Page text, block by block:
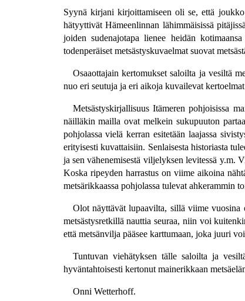
Syynä kirjani kirjoittamiseen oli se, että joukko
hätyyttivät Hämeenlinnan lähimmäisissä
joiden sudenajotapa lienee heidän
todenperäiset metsästyskuvaelmat suovat
Osaaottajain kertomukset saloilta ja vesiltä
nuo eri seutuja ja eri aikoja kuvailevat
Metsästyskirjallisuus Itämeren pohjoisissa
näilläkin mailla ovat melkein sukupuuton
pohjolassa vielä kerran esitetään laajassa
erityisesti kuvattaisiin. Senlaisesta historiasta
ja sen vähenemisestä viljelyksen levitessä y.m.
Koska ripeyden harrastus on viime aikoina
metsärikkaassa pohjolassa tulevat ahkerammin
Olot näyttävät lupaavilta, sillä viime vuosina
metsästysretkillä nauttia seuraa, niin voi
että metsänvilja pääsee karttumaan, joka juuri
Tuntuvan viehätyksen tälle saloilta ja
hyväntahtoisesti kertonut mainerikkaan
Onni Wetterhoff.